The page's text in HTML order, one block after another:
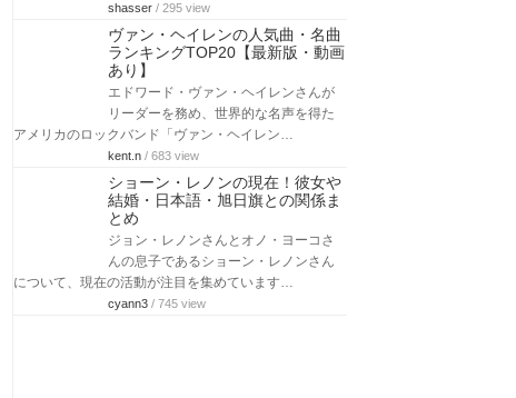
shasser / 295 view
ヴァン・ヘイレンの人気曲・名曲
ランキングTOP20【最新版・動画
あり】
エドワード・ヴァン・ヘイレンさんが
リーダーを務め、世界的な名声を得た
アメリカのロックバンド「ヴァン・ヘイレン…
kent.n / 683 view
ショーン・レノンの現在！彼女や
結婚・日本語・旭日旗との関係ま
とめ
ジョン・レノンさんとオノ・ヨーコさ
んの息子であるショーン・レノンさん
について、現在の活動が注目を集めています…
cyann3 / 745 view